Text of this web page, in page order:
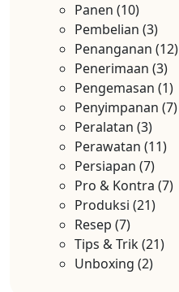
Panen (10)
Pembelian (3)
Penanganan (12)
Penerimaan (3)
Pengemasan (1)
Penyimpanan (7)
Peralatan (3)
Perawatan (11)
Persiapan (7)
Pro & Kontra (7)
Produksi (21)
Resep (7)
Tips & Trik(21)
Unboxing (2)